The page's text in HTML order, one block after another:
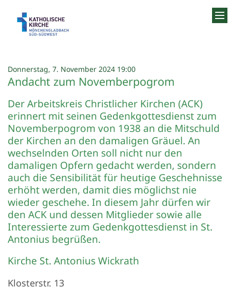
Donnerstag, 7. November 2024 19:00:
Andacht zum Novemberpogrom
Der Arbeitskreis Christlicher Kirchen (ACK)
erinnert mit seinen Gedenkgottesdienst zum
Novemberpogrom von 1938 an die Mitschuld
der Kirchen an den damaligen Gräuel. An
wechselnden Orten soll nicht nur den
damaligen Opfern gedacht werden, sondern
auch die Sensibilität für heutige Geschehnisse
erhöht werden, damit dies möglichst nie
wieder geschehe. In diesem Jahr dürfen wir
den ACK und dessen Mitglieder sowie alle
Interessierte zum Gedenkgottesdienst in St.
Antonius begrüßen.
Kirche St. Antonius Wickrath
Klosterstr. 13